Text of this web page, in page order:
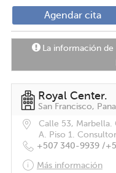
Agendar cita
La información
Royal Center.
San Francisco,
Calle 53, Marbella.
A. Piso 1.
+507 340-9939 /
Más información